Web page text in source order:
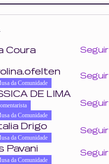
Coura Seguir
da Comunidade
Seguir
DE LIMA
da Comunidade
Seguir
Drigo
da Comunidade
Seguir
Pavani
da Comunidade
Seguir